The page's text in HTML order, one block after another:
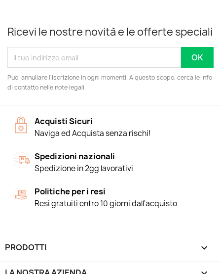
Ricevi le nostre novità e le offerte speciali
Puoi annullare l'iscrizione in ogni momenti. A questo scopo, cerca le info
di contatto nelle note legali.
Acquisti Sicuri
Naviga ed Acquista senza rischi!
Spedizioni nazionali
Spedizione in 2gg lavorativi
Politiche per i resi
Resi gratuiti entro 10 giorni dall'acquisto
PRODOTTI 